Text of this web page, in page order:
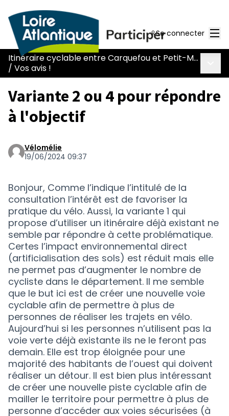
Se connecter
Itinéraire cyclable entre Carquefou et Petit-Mars
/ Vos avis !
Variante 2 ou 4 pour répondre
à l'objectif
Vélomélie
19/06/2024 09:37
Bonjour, Comme l’indique l’intitulé de la
consultation l’intérêt est de favoriser la
pratique du vélo. Aussi, la variante 1 qui
propose d’utiliser un itinéraire déjà existant ne
semble par répondre à cette problématique.
Certes l’impact environnemental direct
(artificialisation des sols) est réduit mais elle
ne permet pas d’augmenter le nombre de
cycliste dans le département. Il me semble
que le but ici est de créer une nouvelle voie
cyclable afin de permettre à plus de
personnes de réaliser les trajets en vélo.
Aujourd’hui si les personnes n’utilisent pas la
voie verte déjà existante ils ne le feront pas
demain. Elle est trop éloignée pour une
majorité des habitants de l’ouest qui doivent
réaliser un détour. Il est bien plus intéressant
de créer une nouvelle piste cyclable afin de
mailler le territoire pour permettre à plus de
personne d’accéder aux voies sécurisées (à